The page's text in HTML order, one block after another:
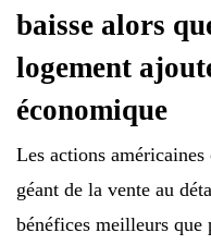
baisse alors
logement
économique
Les actions
géant de la vente au
bénéfices meilleurs